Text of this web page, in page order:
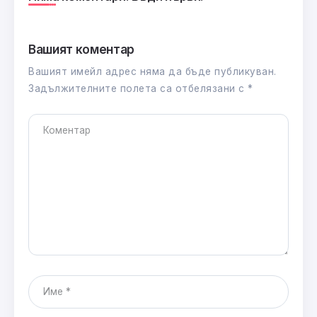
Вашият коментар
Вашият имейл адрес няма да бъде публикуван.
Задължителните полета са отбелязани с *